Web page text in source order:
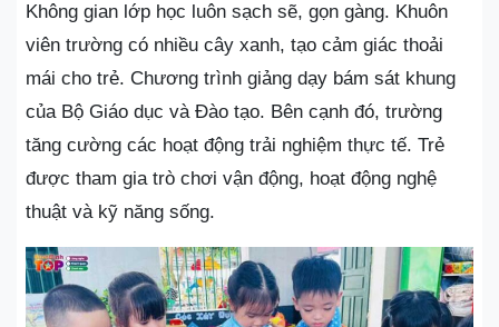
Không gian lớp học luôn sạch sẽ, gọn gàng. Khuôn
viên trường có nhiều cây xanh, tạo cảm giác thoải
mái cho trẻ. Chương trình giảng dạy bám sát khung
của Bộ Giáo dục và Đào tạo. Bên cạnh đó, trường
tăng cường các hoạt động trải nghiệm thực tế. Trẻ
được tham gia trò chơi vận động, hoạt động nghệ
thuật và kỹ năng sống.